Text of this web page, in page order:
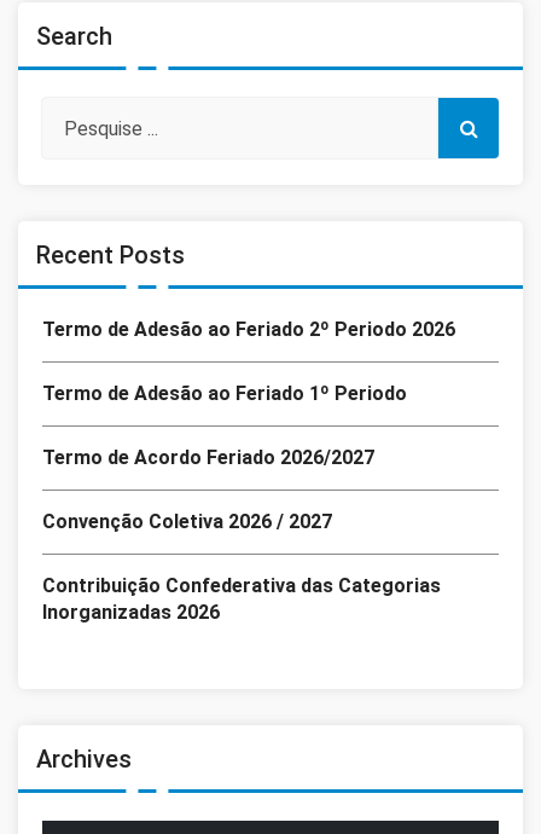
Search
Recent Posts
Termo de Adesão ao Feriado 2º Periodo 2026
Termo de Adesão ao Feriado 1º Periodo
Termo de Acordo Feriado 2026/2027
Convenção Coletiva 2026 / 2027
Contribuição Confederativa das Categorias
Inorganizadas 2026
Archives